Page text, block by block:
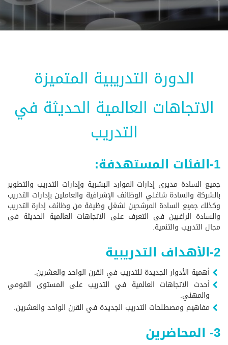
الدورة التدريبية المتميزة
الاتجاهات العالمية الحديثة في
التدريب
1-الفئات المستهدفة:
جميع السادة مديرى إدارات الموارد البشرية وإدارات التدريب والتطوير
بالشركة والسادة شاغلي الوظائف الإشرافية والعاملين بإدارات التدريب
وكذلك جميع السادة المرشحين لشغل وظيفة من وظائف إدارة التدريب
والسادة الراغبين فى التعرف على الاتجاهات العالمية الحديثة فى
مجال التدريب والتنمية.
2-الأهداف التدريبية
أهمية الأدوار الجديدة للتدريب في القرن الواحد والعشرين.
أحدث الاتجاهات العالمية في التدريب على المستوى القومي
والمهني.
مفاهيم ومصطلحات التدريب الجديدة في القرن الواحد والعشرين.
3- المحاضرين